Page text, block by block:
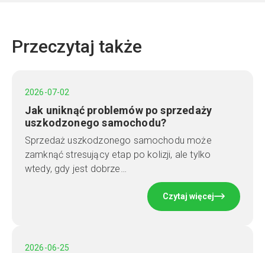
Przeczytaj także
2026-07-02
Jak uniknąć problemów po sprzedaży
uszkodzonego samochodu?
Sprzedaż uszkodzonego samochodu może
zamknąć stresujący etap po kolizji, ale tylko
wtedy, gdy jest dobrze…
Czytaj więcej
2026-06-25